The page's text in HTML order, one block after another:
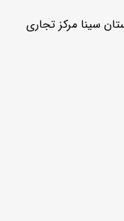
سینا مرکز تجاری